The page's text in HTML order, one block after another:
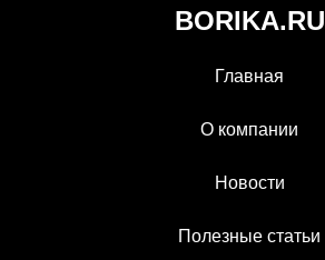
BORIKA.RU
Главная
О компании
Новости
Полезные статьи